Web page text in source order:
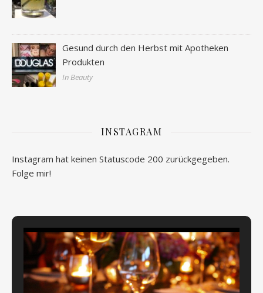
Gesund durch den Herbst mit Apotheken
Produkten
In Beauty
INSTAGRAM
Instagram hat keinen Statuscode 200 zurückgegeben.
Folge mir!